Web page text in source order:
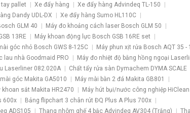
pallet Xe đẩy hàng
Xe đẩy hàng Advindeq TL-150
Dandy UDL-DX
Xe đẩy hàng Sumo HL110C
GLM 40
Máy đo khoảng cách laser Bosch GLM 50
13RE
Máy khoan động lực Bosch GSB 16RE set
góc nhỏ Bosch GWS 8-125C
Máy phun xịt rửa Bosch AQT 35 -
lau nhà Goodmaid PRO
Máy đo nhiệt độ bằng hồng ngoại
Laserliner 082.020A
Chất tẩy rửa sàn Dymachem DYMA SCALE
góc Makita GA5010
Máy mài bàn 2 đá Makita GB801
khoan sắt Makita HR2470
Máy hút bụi/nước công nghiệp HiClean
600x
Bảng flipchart 3 chân rút ĐQ Plus A Plus 700x
ADS105 Thang nhôm ghế 4 bậc Advindeq AV304 (Trắng)